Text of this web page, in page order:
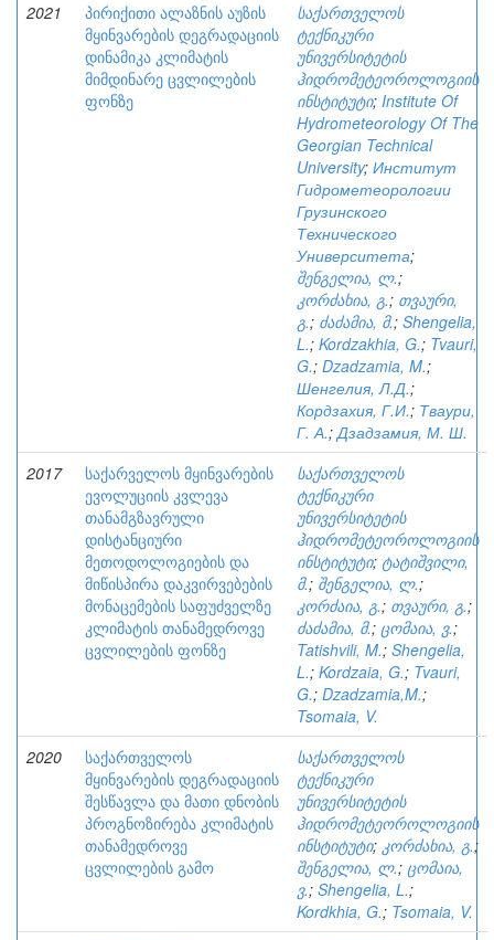
2021
პირიქითი ალაზნის აუზის
მყინვარების დეგრადაციის
დინამიკა კლიმატის
მიმდინარე ცვლილების
ფონზე
საქართველოს
ტექნიკური
უნივერსიტეტის
ჰიდრომეტეოროლოგიის
ინსტიტუტი; Institute Of
Hydrometeorology Of The
Georgian Technical
University; Институт
Гидрометеорологии
Грузинского
Технического
Университета;
შენგელია, ლ.;
კორძახია, გ.; თვაური,
გ.; ძაძამია, მ.; Shengelia,
L.; Kordzakhia, G.; Tvauri,
G.; Dzadzamia, M.;
Шенгелия, Л.Д.;
Кордзахия, Г.И.; Тваури,
Г. А.;Дзадзамия, М. Ш.
2017
საქარველოს მყინვარების
ევოლუციის კვლევა
თანამგზავრული
დისტანციური
მეთოდოლოგიების და
მიწისპირა დაკვირვებების
მონაცემების საფუძველზე
კლიმატის თანამედროვე
ცვლილების ფონზე
საქართველოს
ტექნიკური
უნივერსიტეტის
ჰიდრომეტეოროლოგიის
ინსტიტუტი; ტატიშვილი,
მ.; შენგელია, ლ.;
კორძაია, გ.; თვაური, გ.;
ძაძამია, მ.; ცომაია, ვ.;
Tatishvili, M.; Shengelia,
L.; Kordzaia, G.; Tvauri,
G.; Dzadzamia,M.;
Tsomaia, V.
2020
საქართველოს
მყინვარების დეგრადაციის
შესწავლა და მათი დნობის
პროგნოზირება კლიმატის
თანამედროვე
ცვლილების გამო
საქართველოს
ტექნიკური
უნივერსიტეტის
ჰიდრომეტეოროლოგიის
ინსტიტუტი; კორძახია, გ.;
შენგელია, ლ.; ცომაია,
ვ.; Shengelia, L.;
Kordkhia, G.; Tsomaia, V.